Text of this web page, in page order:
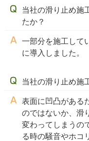
当社の滑り止め施
たか？
一部分を施工して
に導入しました。
当社の滑り止め施
表面に凹凸がある
のではないか、滑
変わってしまうの
る時の騒音やホコ